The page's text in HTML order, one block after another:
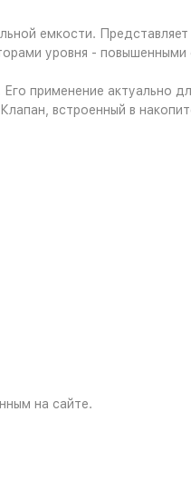
емкости.
уровня - повышенными
применение актуально
встроенный в
на сайте.